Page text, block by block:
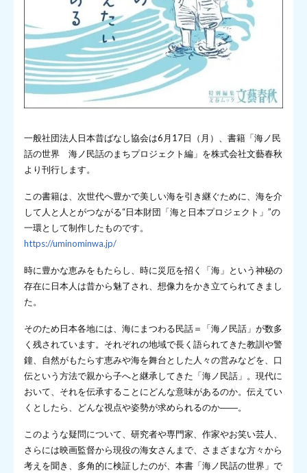
一般社団法人日本昔ばなし協会は6月17日（月）、書籍「海ノ民
話の世界 海ノ民話のまちプロジェクト編」を株式会社文藝春秋
より刊行します。
この書籍は、次世代へ豊かで美しい海を引き継ぐために、海を介
して人と人とがつながる“日本財団「海と日本プロジェクト」”の
一環として制作したものです。
https://uminominwa.jp/
時に豊かな恵みをもたらし、時に災厄を招く「海」という神秘の
存在に日本人は昔から魅了され、想像力をかき立てられてきまし
た。
そのため日本各地には、海にまつわる民話＝「海ノ民話」が数多
く残されています。それぞれの地域で長く語られてきた教訓や警
鐘、自然がもたらす恵みや海を舞台とした人々の営みなどを、口
伝という方法で親から子へと継承してきた「海ノ民話」。現代に
おいて、それを伝承することにどんな意味があるのか。伝えてい
くとしたら、どんな視点や姿勢が求められるのか――。
このような疑問について、研究者や専門家、作家やお笑い芸人、
さらには映画監督から現役の海女さんまで、さまざまな方々から
考えを聞き、多角的に検証したのが、本書「海ノ民話の世界」で